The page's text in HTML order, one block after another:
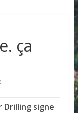
ça
Drilling signe